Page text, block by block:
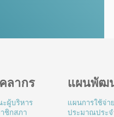
ลากร
ผู้บริหาร
ชิกสภา
แผนพัฒ
แผนการใช้จ่า
ประมาณประ